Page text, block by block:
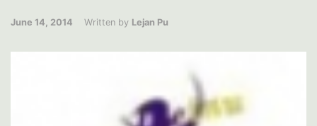
June 14, 2014 Written by Lejan Pu